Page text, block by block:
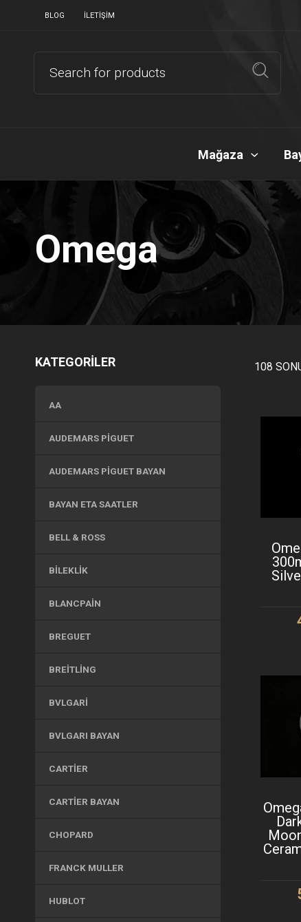
BLOG İLETIŞIM
Mağaza
Omega
KATEGORİLER
AA
AUDEMARS PIGUET
AUDEMARS PIGUET BAYAN
BAYAN ETA SAATLER
BELL & ROSS
BILEKLIK
BLANCPAIN
BREGUET
BREITLING
BVLGARI
BVLGARI BAYAN
CARTIER
CARTIER BAYAN
CHOPARD
FRANCK MULLER
HUBLOT
108